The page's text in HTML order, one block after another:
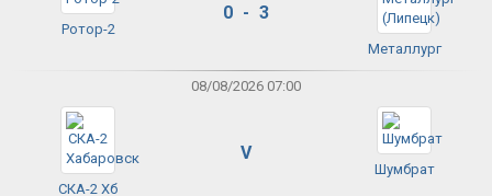
Ротор-2
0 - 3
Металлург
08/08/2026 07:00
СКА-2 Хб
V
Шумбрат